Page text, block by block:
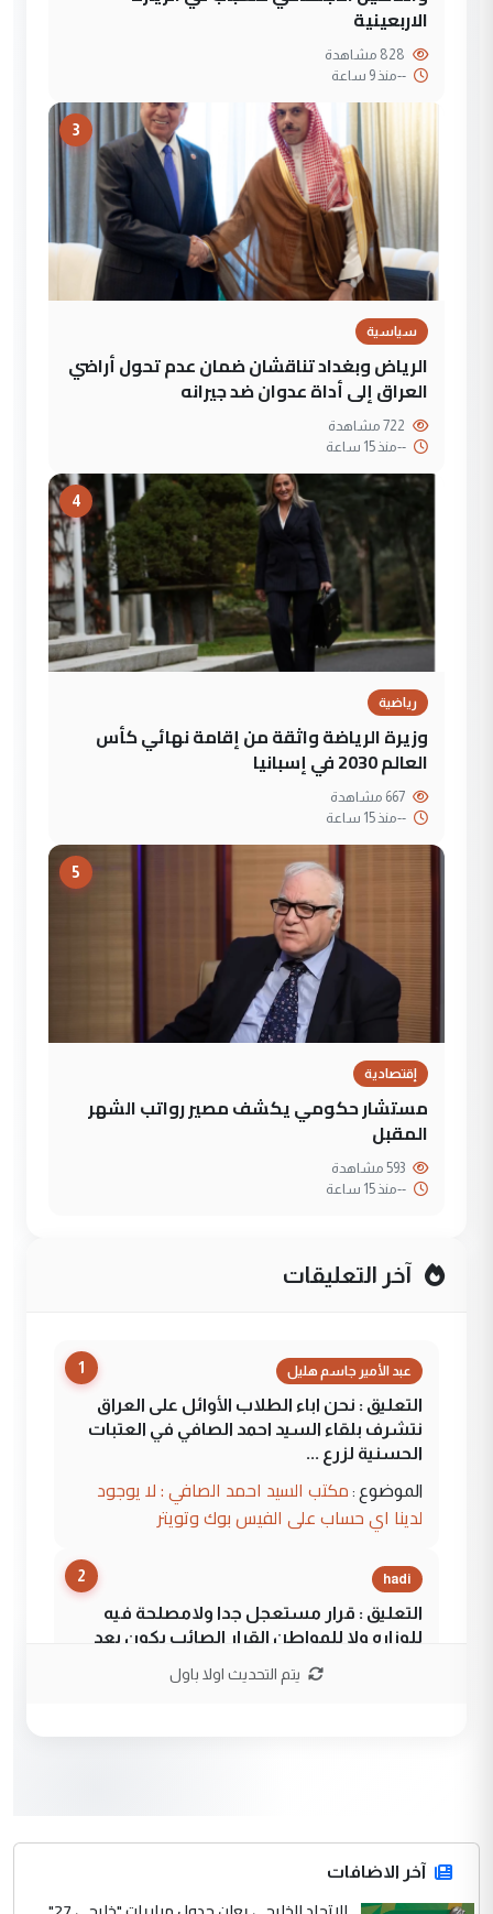
الاربعينية
--منذ 9 ساعة
3
سياسية
الرياض وبغداد تناقشان ضمان عدم تحول أراضي
العراق إلى أداة عدوان ضد جيرانه
--منذ 15 ساعة
4
رياضية
وزيرة الرياضة واثقة من إقامة نهائي كأس
العالم 2030 في إسبانيا
--منذ 15 ساعة
5
إقتصادية
مستشار حكومي يكشف مصير رواتب الشهر
المقبل
--منذ 15 ساعة
آخر التعليقات
1 عبد الأمير جاسم هليل
التعليق : نحن اباء الطلاب الأوائل على العراق
نتشرف بلقاء السيد احمد الصافي في العتبات
الحسنية لزرع ...
الموضوع : مكتب السيد احمد الصافي : لا يوجود
لدينا اي حساب على الفيس بوك وتويتر
2 hadi
التعليق : قرار مستعجل جدا ولامصلحة فيه
للوزاره ولا للمواطن القرار الصائب يكون بعد
جنسية الرافد الثالث للعراق ومن اصول عريقة
ابا فرات ...
الموضوع :
الجواهري يرد على صدام حسين سل
يتم التحديث اولا باول
آخر الاضافات